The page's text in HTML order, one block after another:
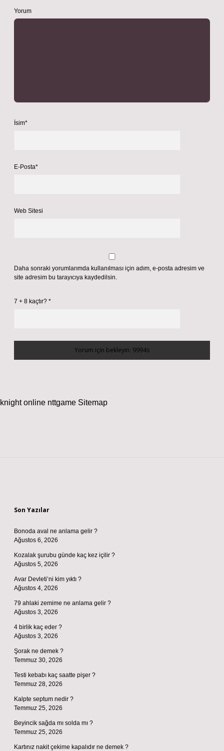
Yorum
İsim*
E-Posta*
Web Sitesi
Daha sonraki yorumlarımda kullanılması için adım, e-posta adresim ve
site adresim bu tarayıcıya kaydedilsin.
7 + 8 kaçtır? *
knight online nttgame Sitemap
Son Yazılar
Bonoda aval ne anlama gelir ?
Ağustos 6, 2026
Kozalak şurubu günde kaç kez içilir ?
Ağustos 5, 2026
Avar Devleti’ni kim yıktı ?
Ağustos 4, 2026
79 ahlaki zemime ne anlama gelir ?
Ağustos 3, 2026
4 birlik kaç eder ?
Ağustos 3, 2026
Şorak ne demek ?
Temmuz 30, 2026
Testi kebabı kaç saatte pişer ?
Temmuz 28, 2026
Kalpte septum nedir ?
Temmuz 25, 2026
Beyincik sağda mı solda mı ?
Temmuz 25, 2026
Kartınız nakit çekime kapalıdır ne demek ?